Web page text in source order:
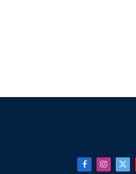
FacebookInstagram
X